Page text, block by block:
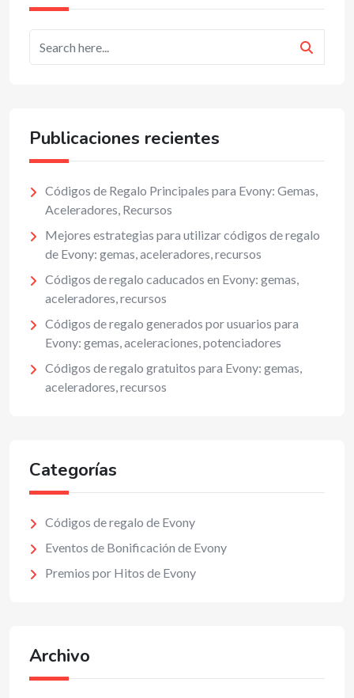
Publicaciones recientes
Códigos de Regalo Principales para Evony: Gemas,
Aceleradores, Recursos
Mejores estrategias para utilizar códigos de regalo
de Evony: gemas, aceleradores, recursos
Códigos de regalo caducados en Evony: gemas,
aceleradores, recursos
Códigos de regalo generados por usuarios para
Evony: gemas, aceleraciones, potenciadores
Códigos de regalo gratuitos para Evony: gemas,
aceleradores, recursos
Categorías
Códigos de regalo de Evony
Eventos de Bonificación de Evony
Premios por Hitos de Evony
Archivo